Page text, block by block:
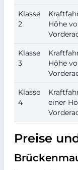
Klasse
2
Höhe
Klasse
3
Höhe
Klasse
4
einer
Preise